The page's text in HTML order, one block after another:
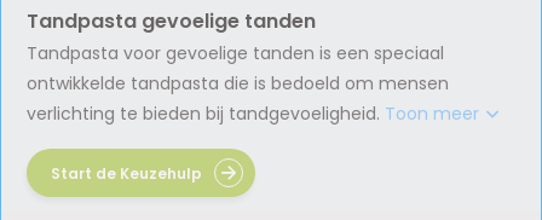
Tandpasta gevoelige tanden
Tandpasta voor gevoelige tanden is een speciaal
ontwikkelde tandpasta die is bedoeld om mensen
verlichting te bieden bij tandgevoeligheid. Toon meer
Start de Keuzehulp